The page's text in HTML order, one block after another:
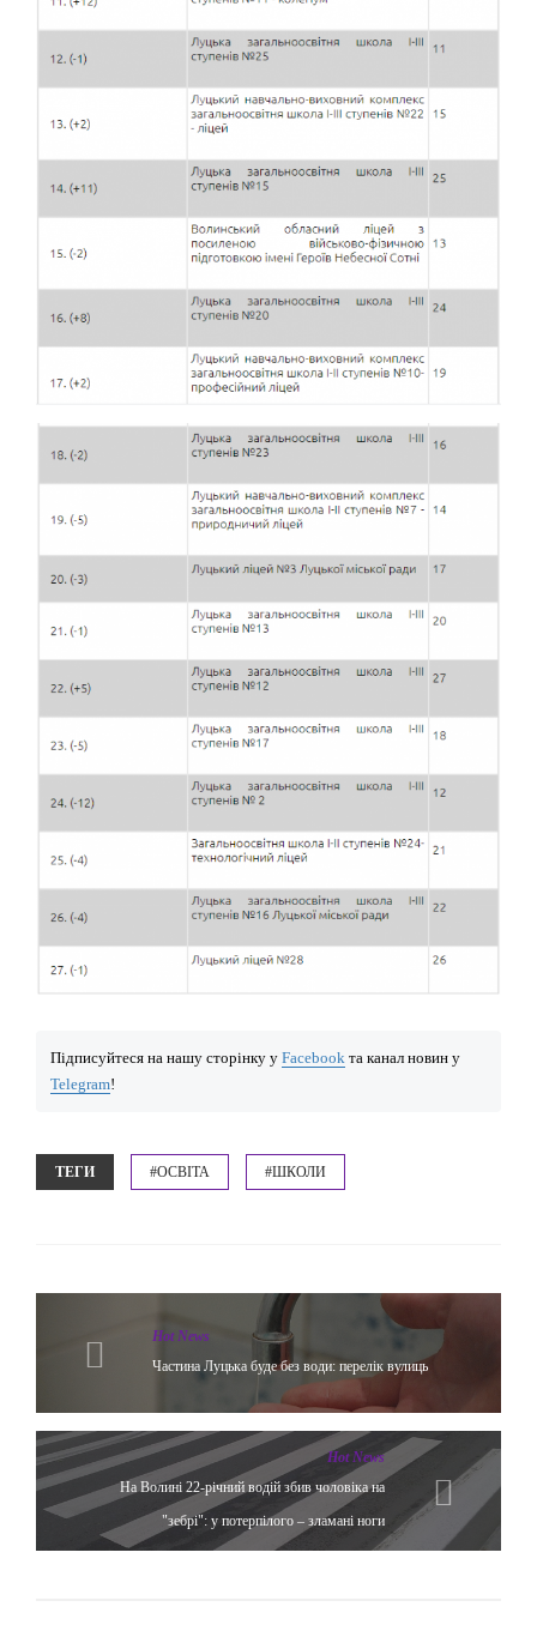
Підписуйтеся на нашу сторінку у Facebook та канал новин у
Telegram!
ТЕГИ #ОСВІТА #ШКОЛИ
Hot News
Частина Луцька буде без води: перелік вулиць
Hot News
На Волині 22-річний водій збив чоловіка на
"зебрі": у потерпілого – зламані ноги